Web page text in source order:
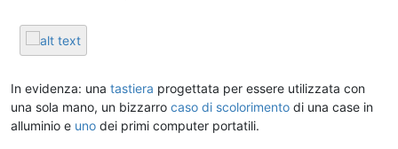
In evidenza: una tastiera progettata per essere utilizzata con
una sola mano, un bizzarro caso di scolorimento di una case in
alluminio e uno dei primi computer portatili.